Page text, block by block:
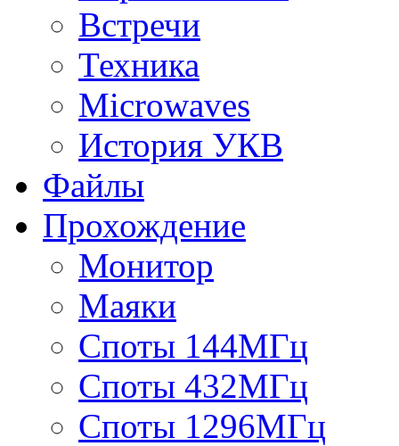
Встречи
Техника
Microwaves
История УКВ
Файлы
Прохождение
Монитор
Маяки
Споты 144МГц
Споты 432МГц
Споты 1296МГц